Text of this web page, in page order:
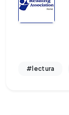
#lectura